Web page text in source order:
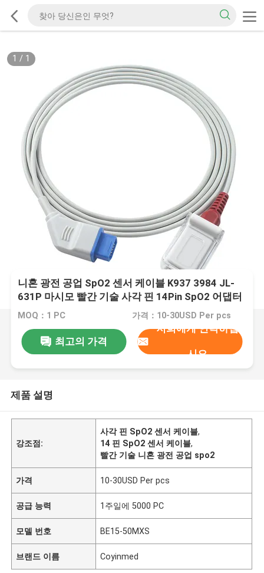
1 / 1
니혼 광전 공업 SpO2 센서 케이블 K937 3984 JL-
631P 마시모 빨간 기술 사각 핀 14Pin SpO2 어댑터
연장 케이블
MOQ：1 PC 가격：10-30USD Per pcs
최고의 가격
저희에게 연락하십
시오
제품 설명
강조점:
사각 핀 SpO2 센서 케이블,
14 핀 SpO2 센서 케이블,
빨간 기술 니혼 광전 공업 spo2
가격 10-30USD Per pcs
공급 능력 1주일에 5000 PC
모델 번호 BE15-50MXS
브랜드 이름 Coyinmed